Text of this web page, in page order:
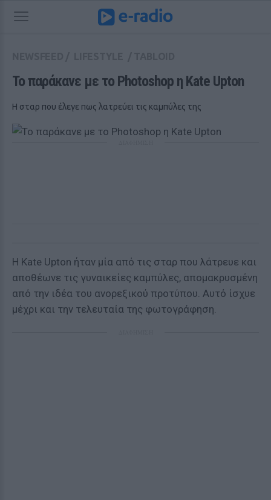
Το παράκανε με το Photoshop η Kate Upton
Η σταρ που έλεγε πως λατρεύει τις καμπύλες της
Η Kate Upton ήταν μία από τις σταρ που λάτρευε και
αποθέωνε τις γυναικείες καμπύλες, απομακρυσμένη
από την ιδέα του ανορεξικού προτύπου. Αυτό ίσχυε
μέχρι και την τελευταία της φωτογράφηση.